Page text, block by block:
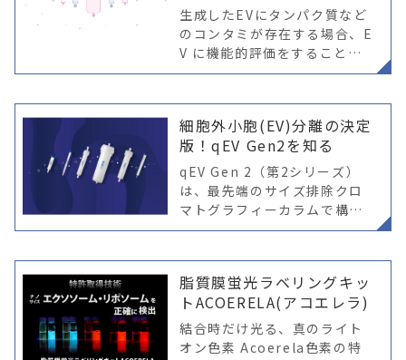
生成したEVにタンパク質など
のコンタミが存在する場合、E
V に機能的評価をすることは
不可能です。同様に、バイオ
探索的なオミクス解析の場
合、汚染物質の存在によりシ
グナ
細胞外小胞(EV)分離の決定
版！qEV Gen2を知る
qEV Gen 2（第2シリーズ）
は、最先端のサイズ排除クロ
マトグラフィーカラムで構成
されています。EV分離におけ
外小胞 (EV) の分離用に特別
開発された次世代高性能樹脂
で
脂質膜蛍光ラベリングキッ
トACOERELA(アコエレラ)
結合時だけ光る、真のライト
オン色素 Acoerela色素の特